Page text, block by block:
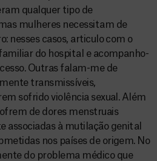
qualquer tipo de
mulheres necessitam de
nesses casos, articulo com o
do hospital e acompanho-
Outras falam-me de
transmissíveis,
sofrido violência sexual. Além
de dores menstruais
associadas à mutilação genital
nos países de origem. No
do problema médico que